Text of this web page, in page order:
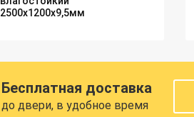
2500х1200х9,5мм
Бесплатная доставка
до двери, в удобное время